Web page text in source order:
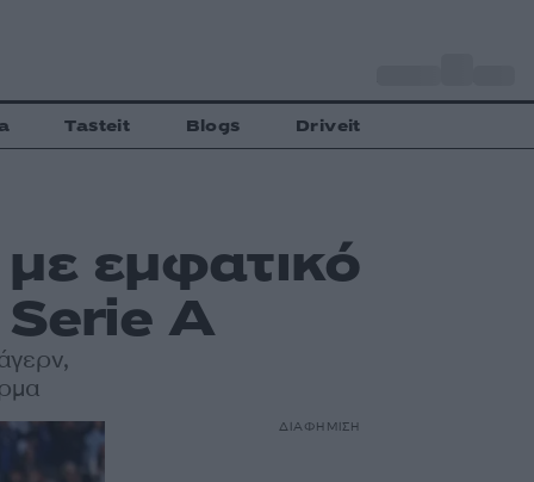
Tasteit Blogs Driveit
εμφατικό
Serie A
ΔΙΑΦΗΜΙΣΗ